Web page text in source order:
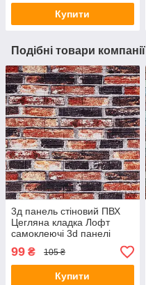
Купити
Подібні товари компанії
3д панель стіновий ПВХ
Цегляна кладка Лофт
самоклеючі 3d панелі
цегла для стін
700x770x5мм (48) SW-
00000027
99 ₴ 105 ₴
Купити